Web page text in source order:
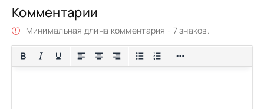
Комментарии
Минимальная длина комментария - 7 знаков.